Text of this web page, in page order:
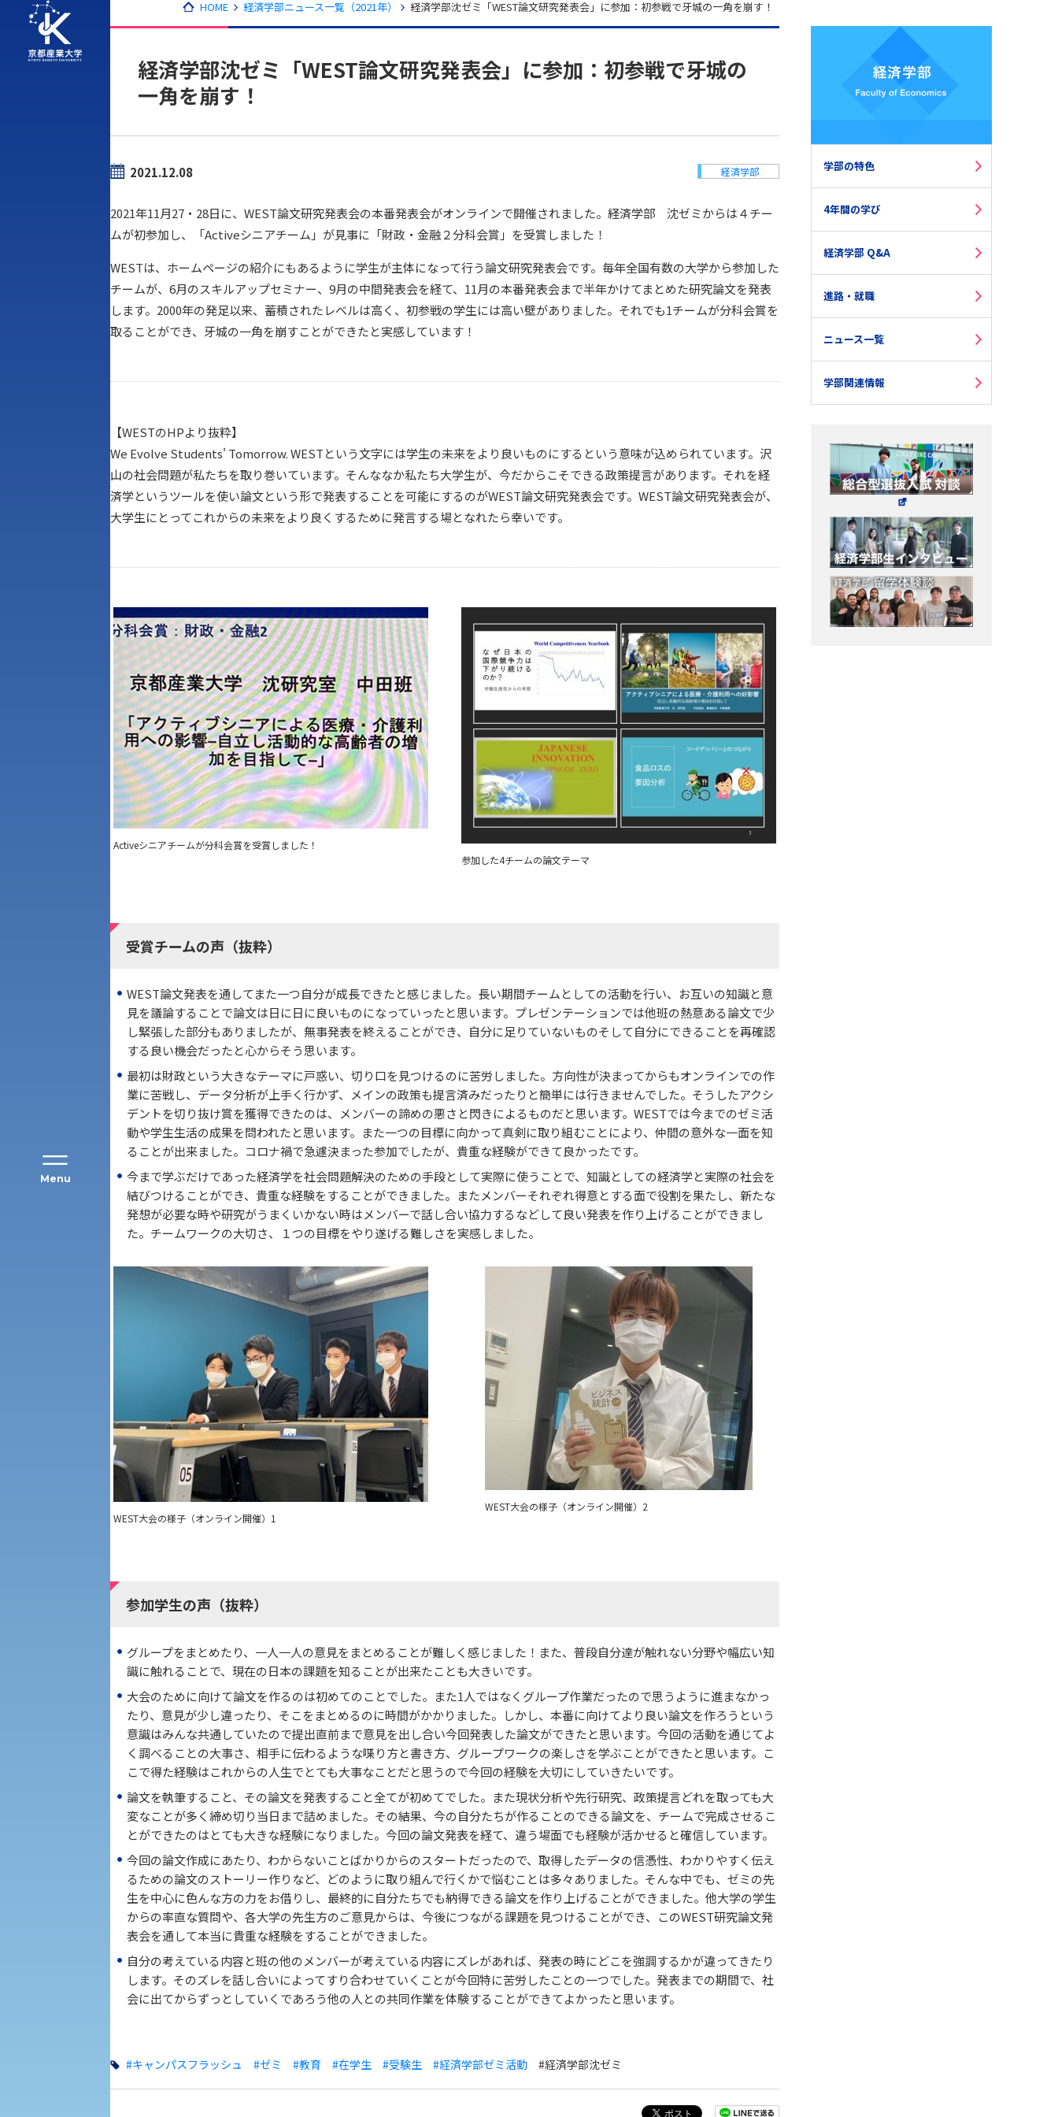
Menu
アクセス 資料請求 お問い合わせ
科目等履修生・聴講生募集
障害学生教育支援センター
KSU-EAP（正課外活動プログラム）
の方へ 学外機関向け
HOME 経済学部ニュース一覧（2021年） 経済学部沈ゼミ「WEST論文研究発表会」に参加：初参戦で牙城の一角を崩す！
経済学部沈ゼミ「WEST論文研究発表会」に参加：初参戦で牙城の
一角を崩す！
2021.12.08 経済学部
2021年11月27・28日に、WEST論文研究発表会の本番発表会がオンラインで開催されました。経済学部 沈ゼミからは４チー
ムが初参加し、「Activeシニアチーム」が見事に「財政・金融２分科会賞」を受賞しました！
WESTは、ホームページの紹介にもあるように学生が主体になって行う論文研究発表会です。毎年全国有数の大学から参加した
チームが、6月のスキルアップセミナー、9月の中間発表会を経て、11月の本番発表会まで半年かけてまとめた研究論文を発表
します。2000年の発足以来、蓄積されたレベルは高く、初参戦の学生には高い壁がありました。それでも1チームが分科会賞を
取ることができ、牙城の一角を崩すことができたと実感しています！
【WESTのHPより抜粋】
We Evolve Students' Tomorrow. WESTという文字には学生の未来をより良いものにするという意味が込められています。沢
山の社会問題が私たちを取り巻いています。そんななか私たち大学生が、今だからこそできる政策提言があります。それを経
済学というツールを使い論文という形で発表することを可能にするのがWEST論文研究発表会です。WEST論文研究発表会が、
大学生にとってこれからの未来をより良くするために発言する場となれたら幸いです。
Activeシニアチームが分科会賞を受賞しました！
参加した4チームの論文テーマ
受賞チームの声（抜粋）
WEST論文発表を通してまた一つ自分が成長できたと感じました。長い期間チームとしての活動を行い、お互いの知識と意
見を議論することで論文は日に日に良いものになっていったと思います。プレゼンテーションでは他班の熱意ある論文で少
し緊張した部分もありましたが、無事発表を終えることができ、自分に足りていないものそして自分にできることを再確認
する良い機会だったと心からそう思います。
最初は財政という大きなテーマに戸惑い、切り口を見つけるのに苦労しました。方向性が決まってからもオンラインでの作
業に苦戦し、データ分析が上手く行かず、メインの政策も提言済みだったりと簡単には行きませんでした。そうしたアクシ
デントを切り抜け賞を獲得できたのは、メンバーの諦めの悪さと閃きによるものだと思います。WESTでは今までのゼミ活
動や学生生活の成果を問われたと思います。また一つの目標に向かって真剣に取り組むことにより、仲間の意外な一面を知
ることが出来ました。コロナ禍で急遽決まった参加でしたが、貴重な経験ができて良かったです。
今まで学ぶだけであった経済学を社会問題解決のための手段として実際に使うことで、知識としての経済学と実際の社会を
結びつけることができ、貴重な経験をすることができました。またメンバーそれぞれ得意とする面で役割を果たし、新たな
発想が必要な時や研究がうまくいかない時はメンバーで話し合い協力するなどして良い発表を作り上げることができまし
た。チームワークの大切さ、１つの目標をやり遂げる難しさを実感しました。
WEST大会の様子（オンライン開催）1
WEST大会の様子（オンライン開催）2
参加学生の声（抜粋）
グループをまとめたり、一人一人の意見をまとめることが難しく感じました！また、普段自分達が触れない分野や幅広い知
識に触れることで、現在の日本の課題を知ることが出来たことも大きいです。
大会のために向けて論文を作るのは初めてのことでした。また1人ではなくグループ作業だったので思うように進まなかっ
たり、意見が少し違ったり、そこをまとめるのに時間がかかりました。しかし、本番に向けてより良い論文を作ろうという
意識はみんな共通していたので提出直前まで意見を出し合い今回発表した論文ができたと思います。今回の活動を通じてよ
く調べることの大事さ、相手に伝わるような喋り方と書き方、グループワークの楽しさを学ぶことができたと思います。こ
こで得た経験はこれからの人生でとても大事なことだと思うので今回の経験を大切にしていきたいです。
論文を執筆すること、その論文を発表すること全てが初めてでした。また現状分析や先行研究、政策提言どれを取っても大
変なことが多く締め切り当日まで詰めました。その結果、今の自分たちが作ることのできる論文を、チームで完成させるこ
とができたのはとても大きな経験になりました。今回の論文発表を経て、違う場面でも経験が活かせると確信しています。
今回の論文作成にあたり、わからないことばかりからのスタートだったので、取得したデータの信憑性、わかりやすく伝え
るための論文のストーリー作りなど、どのように取り組んで行くかで悩むことは多々ありました。そんな中でも、ゼミの先
生を中心に色んな方の力をお借りし、最終的に自分たちでも納得できる論文を作り上げることができました。他大学の学生
からの率直な質問や、各大学の先生方のご意見からは、今後につながる課題を見つけることができ、このWEST研究論文発
表会を通して本当に貴重な経験をすることができました。
自分の考えている内容と班の他のメンバーが考えている内容にズレがあれば、発表の時にどこを強調するかが違ってきたり
します。そのズレを話し合いによってすり合わせていくことが今回特に苦労したことの一つでした。発表までの期間で、社
会に出てからずっとしていくであろう他の人との共同作業を体験することができてよかったと思います。
#キャンパスフラッシュ #ゼミ #教育 #在学生 #受験生 #経済学部ゼミ活動 #経済学部沈ゼミ
学部の特色
4年間の学び
経済学部 Q&A
進路・就職
ニュース一覧
学部関連情報